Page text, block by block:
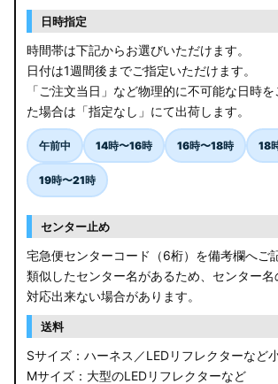
日時指定
時間帯は下記からお選びいただけます。
日付は1週間後までご指定いただけます。
「ご注文当日」など物理的に不可能な日時
た場合は「指定なし」にて出荷します。
午前中 14時〜16時 16時〜18時 18
19時〜21時
センター止め
宅急便センターコード（6桁）を備考欄へご
類似したセンター名があるため、センター
対応出来ない場合があります。
送料
Sサイズ：ハーネス／LEDリフレクターなど
Mサイズ：大型のLEDリフレクターなど